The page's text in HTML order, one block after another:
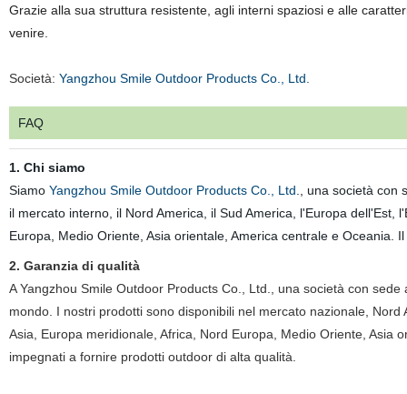
Grazie alla sua struttura resistente, agli interni spaziosi e alle
venire.
Società: Yangzhou Smile Outdoor Products Co., Ltd.
FAQ
1. Chi siamo
Siamo Yangzhou Smile Outdoor Products Co., Ltd ., una società
il mercato interno, il Nord America, il Sud America, l'Europa
Europa, Medio Oriente, Asia orientale, America centrale e Oceania.
2. Garanzia di qualità
A Yangzhou Smile Outdoor Products Co., Ltd., una società con
mondo. I nostri prodotti sono disponibili nel mercato nazionale,
Asia, Europa meridionale, Africa, Nord Europa, Medio Oriente, Asia
impegnati a fornire prodotti outdoor di alta qualità.